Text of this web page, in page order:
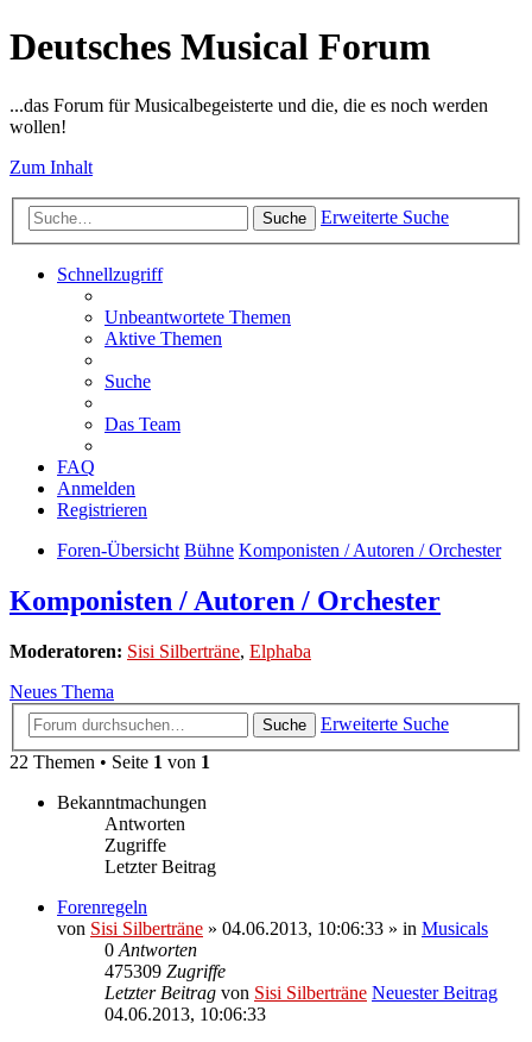
Deutsches Musical Forum
...das Forum für Musicalbegeisterte und die, die es noch werden
wollen!
Zum Inhalt
Suche Erweiterte Suche
Schnellzugriff
Unbeantwortete Themen
Aktive Themen
Suche
Das Team
FAQ
Anmelden
Registrieren
Foren-Übersicht Bühne Komponisten / Autoren / Orchester
Komponisten / Autoren / Orchester
Moderatoren: Sisi Silberträne, Elphaba
Neues Thema
Suche
Erweiterte Suche
22 Themen • Seite 1 von 1
Bekanntmachungen
Antworten
Zugriffe
Letzter Beitrag
Forenregeln
von Sisi Silberträne » 04.06.2013, 10:06:33 » in Musicals
0 Antworten
475309 Zugriffe
Letzter Beitrag von Sisi Silberträne Neuester Beitrag
04.06.2013, 10:06:33